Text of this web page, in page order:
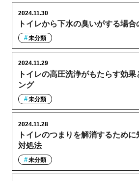
トイレから下水の臭いがする場
2024.11.30
未分類
トイレの高圧洗浄がもたらす効果
ング
2024.11.29
未分類
トイレのつまりを解消するため
対処法
2024.11.28
未分類